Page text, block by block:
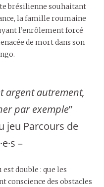
brésilienne souhaitant
la famille roumaine
l’enrôlement forcé
de mort dans son
argent autrement,
par exemple”
jeu Parcours de
–
est double : que les
conscience des obstacles